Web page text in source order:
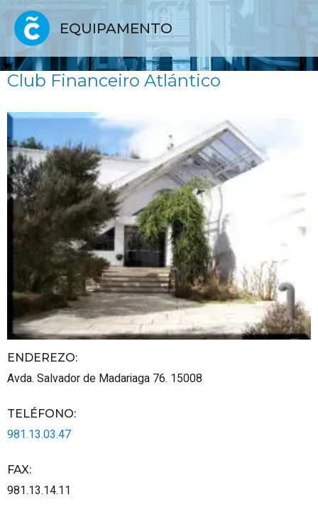
EQUIPAMENTO
Club Financeiro Atlántico
ENDEREZO:
Avda. Salvador de Madariaga 76. 15008
TELÉFONO:
981.13.03.47
FAX:
981.13.14.11